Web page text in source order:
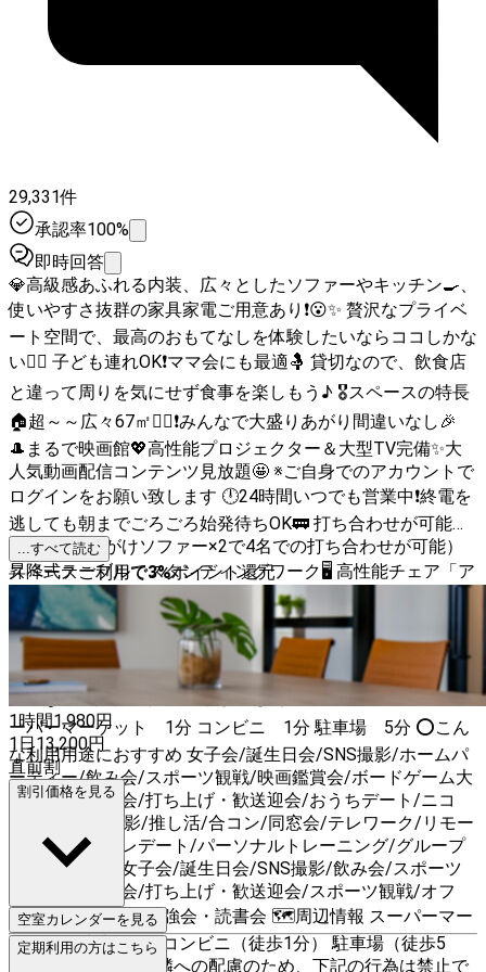
29,331件
承認率100%
即時回答
💎高級感あふれる内装、広々としたソファーやキッチン🍳、
使いやすさ抜群の家具家電ご用意あり❗😮✨ 贅沢なプライベ
ート空間で、最高のおもてなしを体験したいならココしかな
い❤️‍🔥 子ども連れOK❗ママ会にも最適🤱 貸切なので、飲食店
と違って周りを気にせず食事を楽しもう♪ 🎖スペースの特長
🏠超～～広々67㎡🙆‍♂❗みんなで大盛りあがり間違いなし🎉
🎩まるで映画館💖高性能プロジェクター＆大型TV完備✨大
人気動画配信コンテンツ見放題🤩 ※ご自身でのアカウントで
ログインをお願い致します 🕛24時間いつでも営業中❗終電を
逃しても朝までごろごろ始発待ちOK🚃 打ち合わせが可能な
BOX席（2名がけソファー×2で4名での打ち合わせが可能）
昇降式テーブルでスタンディングワーク🖥 高性能チェア「ア
ーロンチェア」で長時間のデスクワークも快適💺 エヴォル
ギアのオール・イン・ワンラック導入💪ビッグスリーを存分
に鍛えてください！ 施術台あり🛌ボディメンテナンス機器
も充実 🕛24時間いつでも使用可能❗ ⚡Wi-Fi環境完備📣 📱各種
SNSなどの配信スタジオとしても利用可能👀 🗺周辺情報 ス
ーパーマーケット 1分 コンビニ 1分 駐車場 5分 ⭕こん
な利用用途におすすめ 女子会/誕生日会/SNS撮影/ホームパ
ーティー/飲み会/スポーツ観戦/映画鑑賞会/ボードゲーム大
会/結婚式二次会/打ち上げ・歓送迎会/おうちデート/ニコ
生、Youtube撮影/推し活/合コン/同窓会/テレワーク/リモー
トワーク/筋トレデート/パーソナルトレーニング/グループ
トレーニング/女子会/誕生日会/SNS撮影/飲み会/スポーツ
観戦/映画鑑賞会/打ち上げ・歓送迎会/スポーツ観戦/オフ
会・交流会/占い/勉強会・読書会 🗺周辺情報 スーパーマー
ケット（徒歩1分） コンビニ（徒歩1分） 駐車場（徒歩5
...すべて読む
スペースご利用で3%ポイント還元
1時間1,980円
1日13,200円
直前割
割引価格を見る
空室カレンダーを見る
定期利用の方はこちら